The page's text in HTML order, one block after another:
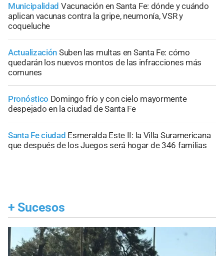
Municipalidad Vacunación en Santa Fe: dónde y cuándo
aplican vacunas contra la gripe, neumonía, VSR y
coqueluche
Actualización Suben las multas en Santa Fe: cómo
quedarán los nuevos montos de las infracciones más
comunes
Pronóstico Domingo frío y con cielo mayormente
despejado en la ciudad de Santa Fe
Santa Fe ciudad Esmeralda Este II: la Villa Suramericana
que después de los Juegos será hogar de 346 familias
+ Sucesos